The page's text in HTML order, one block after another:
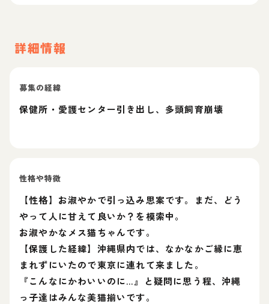
詳細情報
募集の経緯
保健所・愛護センター引き出し、多頭飼育崩壊
性格や特徴
【性格】お淑やかで引っ込み思案です。まだ、どう
やって人に甘えて良いか？を模索中。
お淑やかなメス猫ちゃんです。
【保護した経緯】沖縄県内では、なかなかご縁に恵
まれずにいたので東京に連れて来ました。
『こんなにかわいいのに…』と疑問に思う程、沖縄
っ子達はみんな美猫揃いです。